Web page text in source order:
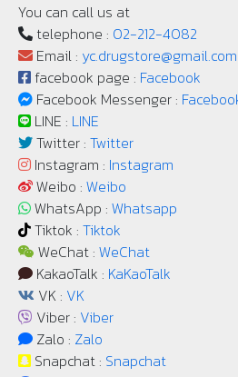
You can call us at
telephone : 02-212-4082
Email : yc.drugstore@gmail.com
facebook page : Facebook
Facebook Messenger :
LINE : LINE
Twitter : Twitter
Instagram : Instagram
Weibo : Weibo
WhatsApp : Whatsapp
Tiktok : Tiktok
WeChat : WeChat
KakaoTalk : KaKaoTalk
VK : VK
Viber : Viber
Zalo : Zalo
Snapchat : Snapchat